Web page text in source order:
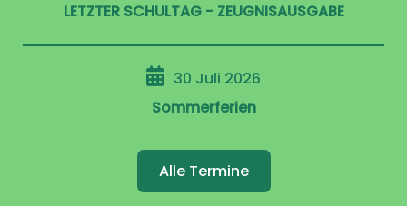
LETZTER SCHULTAG - ZEUGNISAUSGABE
30 Juli 2026
Sommerferien
Alle Termine